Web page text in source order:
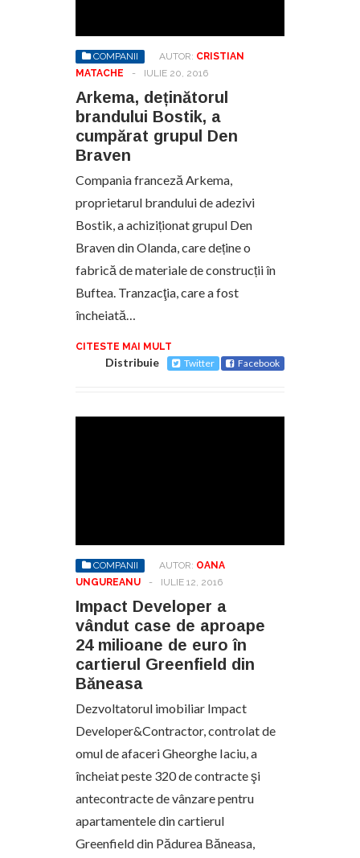
COMPANII AUTOR: CRISTIAN
MATACHE
- IULIE 20, 2016
Arkema, deținătorul
brandului Bostik, a
cumpărat grupul Den
Braven
Compania franceză Arkema,
proprietarul brandului de adezivi
Bostik, a achiziționat grupul Den
Braven din Olanda, care deține o
fabrică de materiale de construcții în
Buftea. Tranzacţia, care a fost
încheiată…
CITESTE MAI MULT
Distribuie Twitter Facebook
COMPANII AUTOR: OANA
UNGUREANU
- IULIE 12, 2016
Impact Developer a
vândut case de aproape
24 milioane de euro în
cartierul Greenfield din
Băneasa
Dezvoltatorul imobiliar Impact
Developer&Contractor, controlat de
omul de afaceri Gheorghe Iaciu, a
încheiat peste 320 de contracte şi
antecontracte de vânzare pentru
apartamentele din cartierul
Greenfield din Pădurea Băneasa,